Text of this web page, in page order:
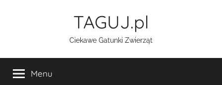
TAGUJ.pl
Ciekawe Gatunki Zwierząt
Menu